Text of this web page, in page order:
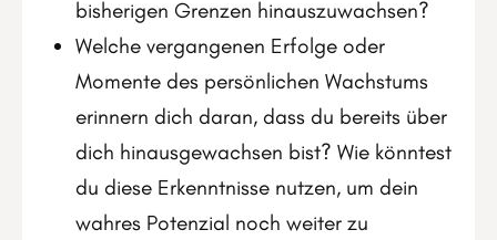
bisherigen Grenzen hinauszuwachsen?
Welche vergangenen Erfolge oder
Momente des persönlichen Wachstums
erinnern dich daran, dass du bereits über
dich hinausgewachsen bist? Wie könntest
du diese Erkenntnisse nutzen, um dein
wahres Potenzial noch weiter zu